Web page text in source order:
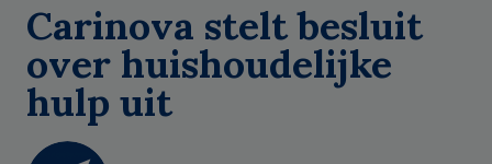
Carinova stelt besluit
over huishoudelijke
hulp uit